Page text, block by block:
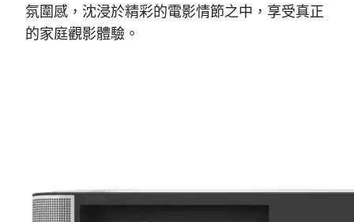
氛圍感，沈浸於精彩的電影情節之中，享受真正
的家庭觀影體驗。